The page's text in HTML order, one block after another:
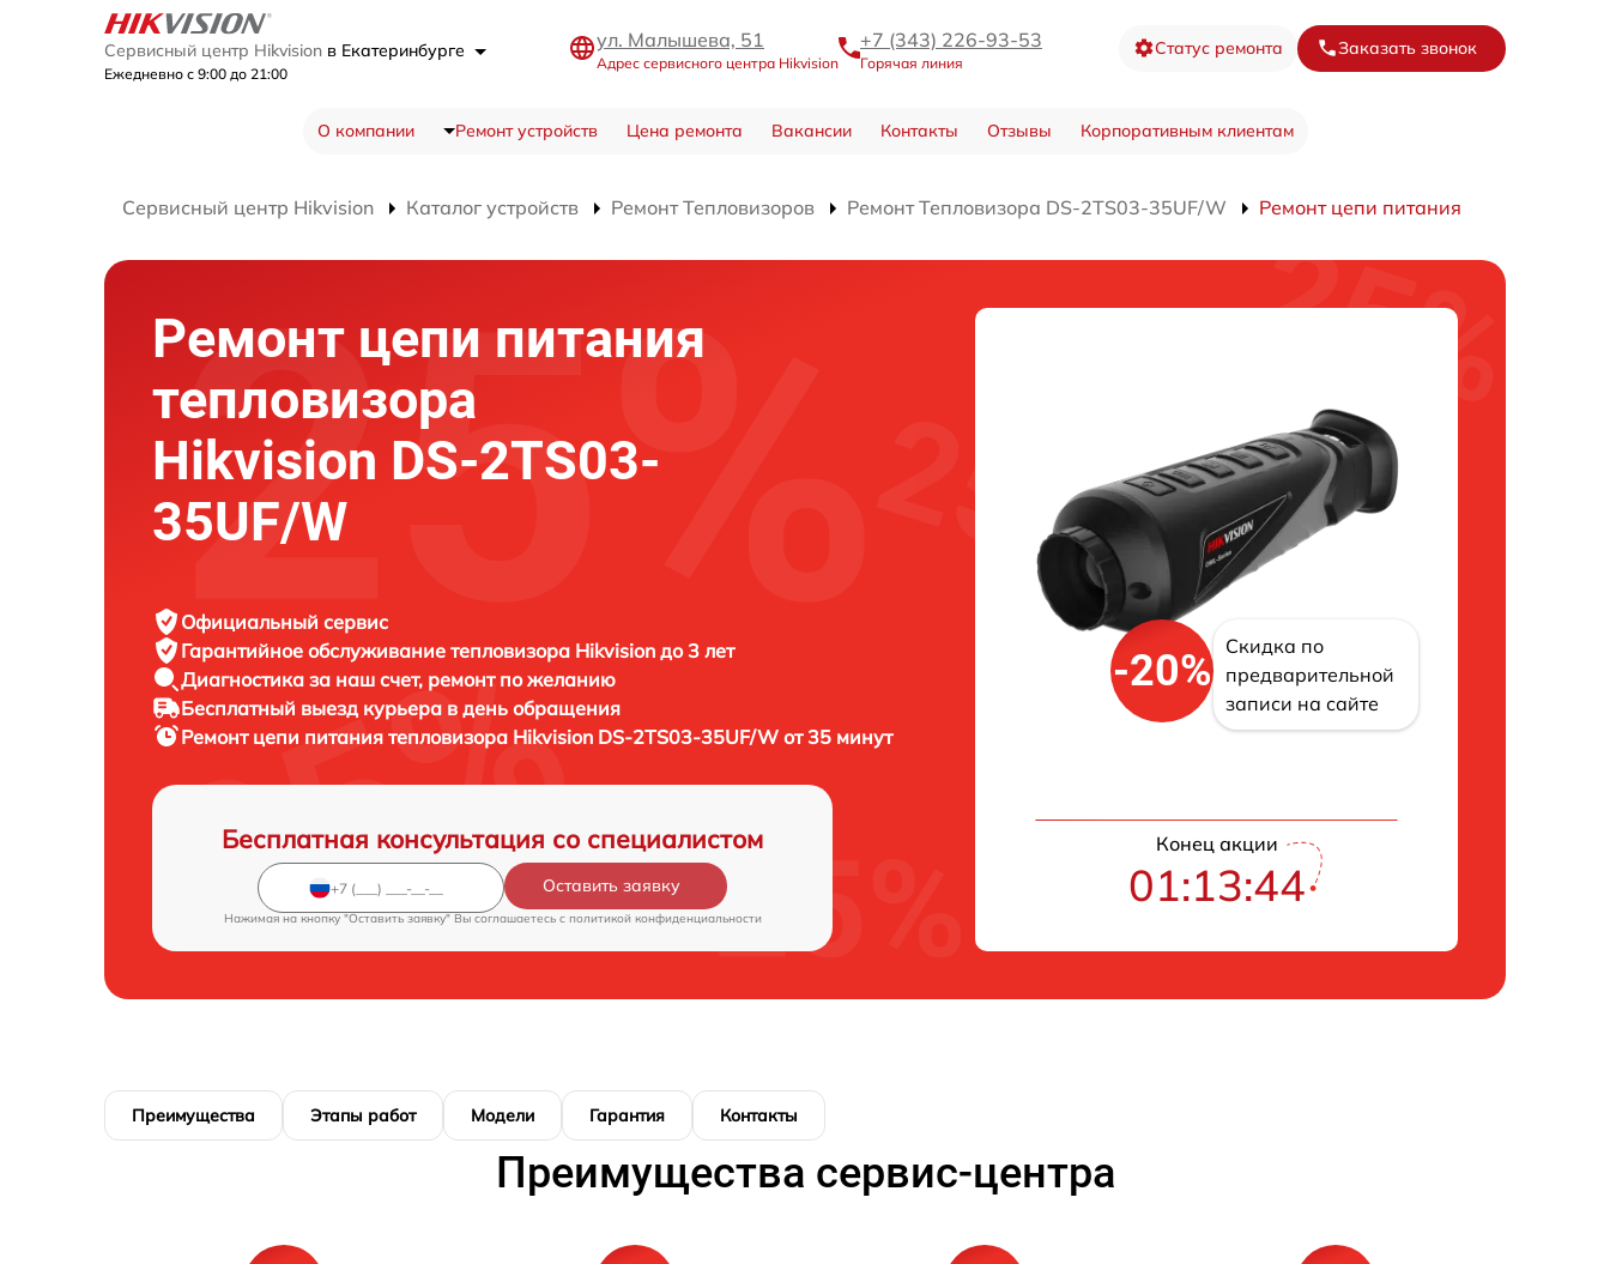
Сервисный центр Hikvision в Екатеринбурге
Ежедневно с 9:00 до 21:00
ул. Малышева, 51
Адрес сервисного центра Hikvision
+7 (343) 226-93-53
Горячая линия
Статус ремонта Заказать звонок
О компании Ремонт устройств Цена ремонта Вакансии Контакты Отзывы Корпоративным клиентам
Сервисный центр Hikvision Каталог устройств Ремонт Тепловизоров Ремонт Тепловизора DS-2TS03-35UF/W Ремонт цепи питания
Ремонт цепи питания
тепловизора
Hikvision DS-2TS03-
35UF/W
Официальный сервис
Гарантийное обслуживание тепловизора Hikvision до 3 лет
Диагностика за наш счет, ремонт по желанию
Бесплатный выезд курьера в день обращения
Ремонт цепи питания тепловизора Hikvision DS-2TS03-35UF/W от 35 минут
Бесплатная консультация со специалистом
Оставить заявку
Нажимая на кнопку "Оставить заявку" Вы соглашаетесь c политикой конфиденциальности
-20%
Скидка по
предварительной
записи на сайте
Конец акции
01:13:43
Преимущества Этапы работ Модели Гарантия Контакты
Преимущества сервис-центра